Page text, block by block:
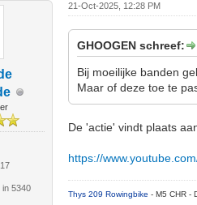
in 5340
21-Oct-2025, 12:28 PM
GHOOGEN schreef:
Bij moeilijke banden
Maar of deze toe te
De 'actie' vindt plaats
https://
Thys 209 Rowingbike- M5 CHR -